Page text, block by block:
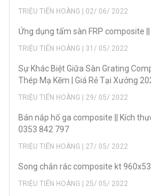
TRIỆU TIẾN HOÀNG | 02/ 06/ 2022
Ứng dụng tấm sàn FRP composite
TRIỆU TIẾN HOÀNG | 31/ 05/ 2022
Sự Khác Biệt Giữa Sàn Grating
Thép Mạ Kẽm | Giá Rẻ Tại Xưởng
TRIỆU TIẾN HOÀNG | 29/ 05/ 2022
Bán nắp hố ga composite || Kích
0353 842 797
TRIỆU TIẾN HOÀNG | 27/ 05/ 2022
Song chắn rác composite kt
TRIỆU TIẾN HOÀNG | 25/ 05/ 2022